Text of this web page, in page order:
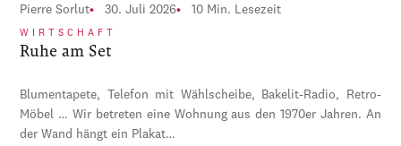
Pierre Sorlut 30. Juli 2026 10 Min. Lesezeit
WIRTSCHAFT
Ruhe am Set
Blumentapete, Telefon mit Wählscheibe, Bakelit-Radio, Retro-
Möbel … Wir betreten eine Wohnung aus den 1970er Jahren. An
der Wand hängt ein Plakat…